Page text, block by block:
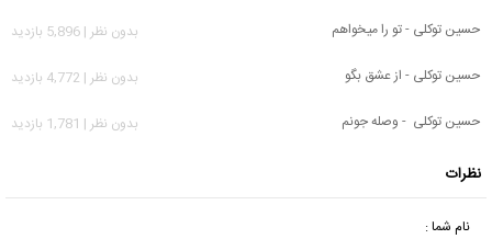
حسین توکلی - تو را میخواهم
بدون نظر | 5,896 بازدید
حسین توکلی - از عشق بگو
بدون نظر | 4,772 بازدید
حسین توکلی - وصله جونم
بدون نظر | 1,781 بازدید
نظرات
نام شما :